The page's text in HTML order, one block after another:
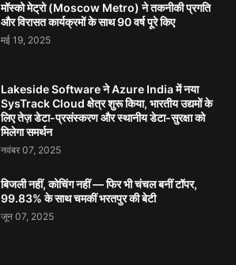
मॉस्को मेट्रो (Moscow Metro) ने तकनीकी प्रगति
और विरासत कार्यक्रमों के साथ 90 वर्ष पूरे किए
मई 19, 2025
Lakeside Software ने Azure India में नया
SysTrack Cloud क्षेत्र शुरू किया, भारतीय उद्यमों के
लिए तेज़ डेटा-प्रसंस्करण और स्थानीय डेटा-सुरक्षा को
मिलेगा समर्थन
नवंबर 07, 2025
बिजली नहीं, कोचिंग नहीं — फिर भी चंचल बनीं टॉपर,
99.83% के साथ चमकीं भरतपुर की बेटी
जून 07, 2025